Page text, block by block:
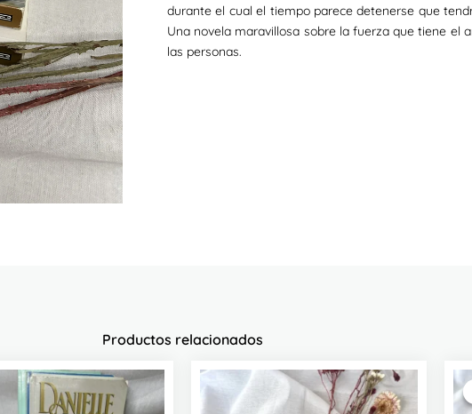
durante el cual el tiempo parece detenerse que
Una novela maravillosa sobre la fuerza que tiene el
las personas.
Productos relacionados